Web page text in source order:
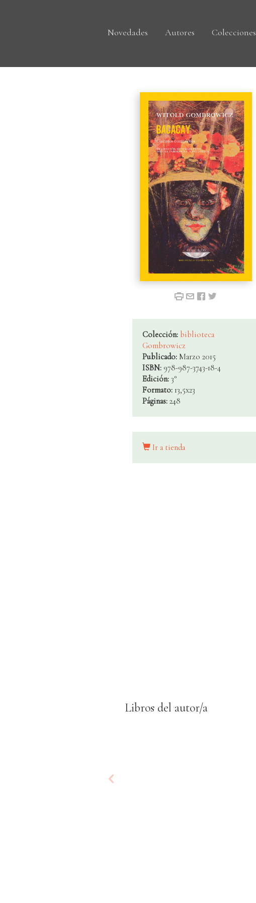
Novedades Autores Colecciones
Colección: biblioteca
Gombrowicz
Publicado: Marzo 2015
ISBN: 978-987-3743-18-4
Edición: 3°
Formato: 13,5x23
Páginas: 248
Ir a tienda
Libros del autor/a